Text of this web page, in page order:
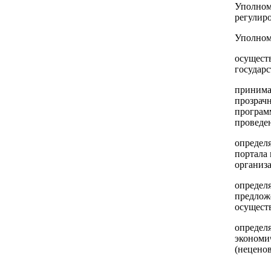
портала